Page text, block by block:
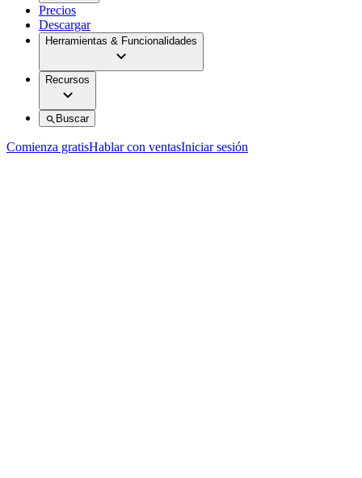
Precios
Descargar
Herramientas & Funcionalidades
Recursos
Buscar
Comienza gratisHablar con ventasIniciar sesión